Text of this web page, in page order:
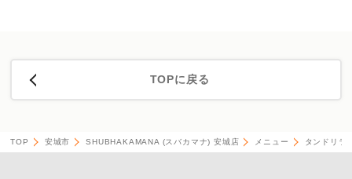
TOPに戻る
TOP 安城市 SHUBHAKAMANA (スバカマナ) 安城店 メニュー タンドリラ